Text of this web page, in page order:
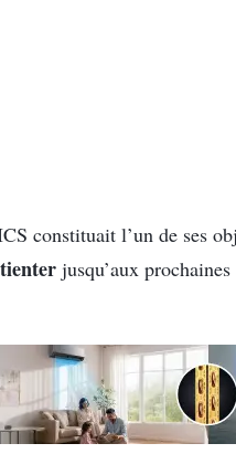
constituait l’un de ses
jusqu’aux